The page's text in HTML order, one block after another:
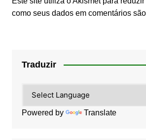
como seus dados em comentários
Traduzir
Powered by Translate